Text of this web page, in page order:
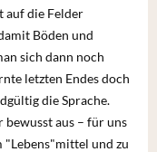
auf die Felder
Böden und
sich dann noch
letzten Endes doch
die Sprache.
bewusst aus – für uns
"Lebens"mittel und zu